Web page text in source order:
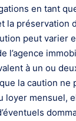
en tant
la préservation
peut varier
l’agence
à un ou
la caution ne
loyer mensuel,